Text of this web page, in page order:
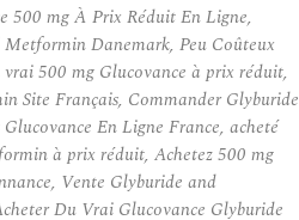
500 mg À Prix Réduit En Ligne,
Danemark, Peu Coûteux
500 mg Glucovance à prix réduit,
Site Français, Commander Glyburide
En Ligne France, acheté
à prix réduit, Achetez 500 mg
Vente Glyburide and
Du Vrai Glucovance Glyburide